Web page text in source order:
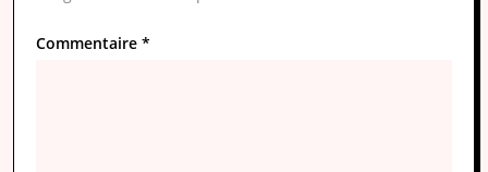
Commentaire *